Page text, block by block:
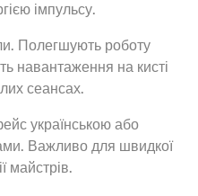
імпульсу.
Полегшують роботу
навантаження на кисті
сеансах.
українською або
Важливо для швидкої
майстрів.